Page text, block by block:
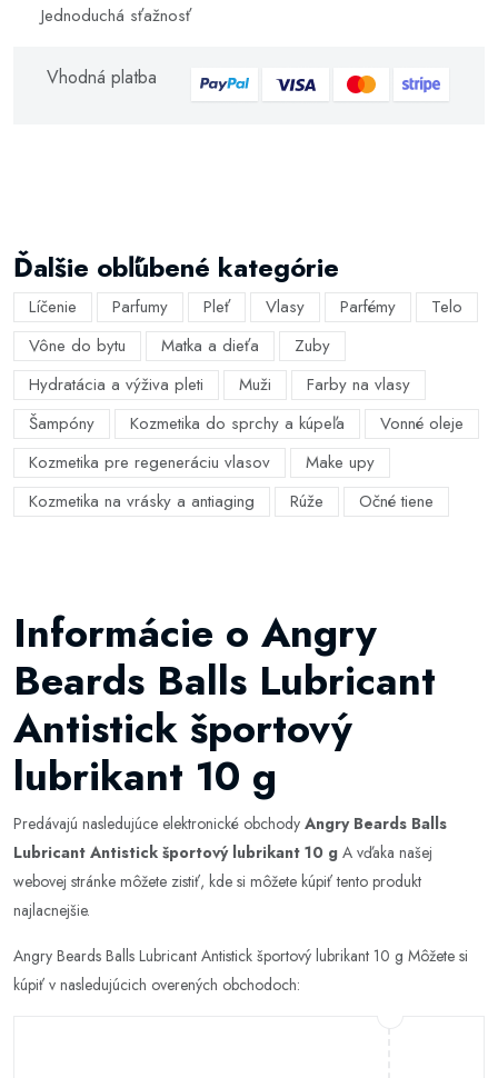
Jednoduchá sťažnosť
Vhodná platba
Ďalšie obľúbené kategórie
Líčenie Parfumy Pleť Vlasy Parfémy
Telo
Vône do bytu
Matka a dieťa
Zuby
Hydratácia a výživa pleti
Muži
Farby na vlasy
Šampóny
Kozmetika do sprchy a kúpeľa
Vonné oleje
Kozmetika pre regeneráciu vlasov
Make upy
Kozmetika na vrásky a antiaging
Rúže Očné tiene
Informácie o Angry
Beards Balls Lubricant
Antistick športový
lubrikant 10 g
Predávajú nasledujúce elektronické obchody Angry Beards Balls
Lubricant Antistick športový lubrikant 10 g A vďaka našej
webovej stránke môžete zistiť, kde si môžete kúpiť tento produkt
najlacnejšie.
Angry Beards Balls Lubricant Antistick športový lubrikant 10 g Môžete si
kúpiť v nasledujúcich overených obchodoch: